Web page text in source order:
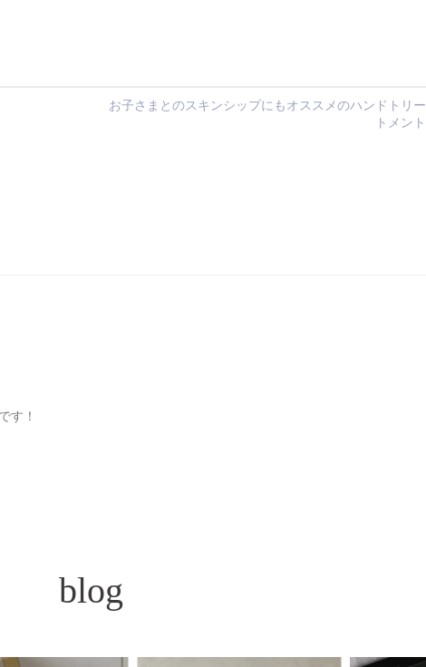
お子さまとのスキンシップにもオススメのハンドトリー
トメント
す！
blog